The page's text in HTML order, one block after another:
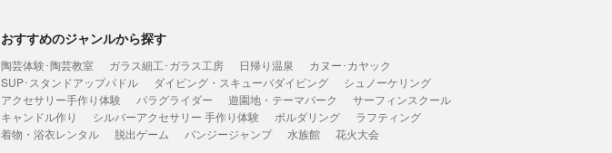
おすすめのジャンルから探す
陶芸体験･陶芸教室 ガラス細工･ガラス工房 日帰り温泉
カヌー･カヤック
SUP･スタンドアップパドル
ダイビング・スキューバダイビング
シュノーケリング
アクセサリー手作り体験
パラグライダー 遊園地・テーマパーク
サーフィンスクール
キャンドル作り
シルバーアクセサリー 手作り体験 ボルダリング
ラフティング
着物・浴衣レンタル
脱出ゲーム バンジージャンプ 水族館 花火大会